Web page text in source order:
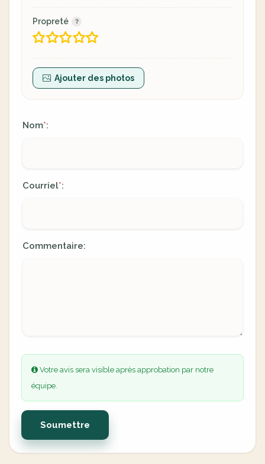
Propreté
Ajouter des photos
Nom*:
Courriel*:
Commentaire:
Votre avis sera visible après approbation par notre
équipe.
Soumettre